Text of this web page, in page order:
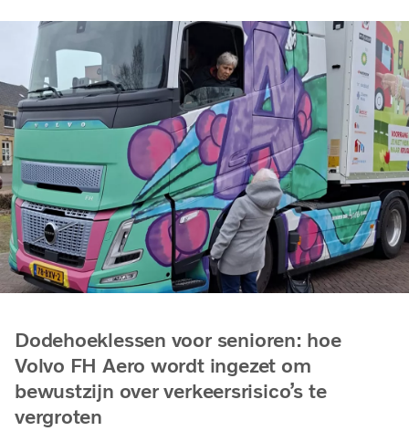
Dodehoeklessen voor senioren: hoe
Volvo FH Aero wordt ingezet om
bewustzijn over verkeersrisico’s te
vergroten